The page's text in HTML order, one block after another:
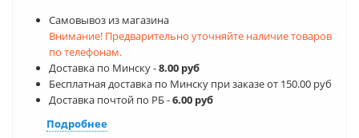
Самовывоз из магазина
Внимание! Предварительно уточняйте наличие товаров
по телефонам.
Доставка по Минску -8.00 руб
Бесплатная доставка по Минску при заказе от 150.00 руб
Доставка почтой по РБ -6.00 руб
Подробнее